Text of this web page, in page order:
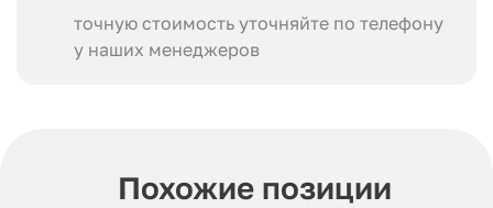
точную стоимость уточняйте по телефону
у наших менеджеров
Похожие позиции